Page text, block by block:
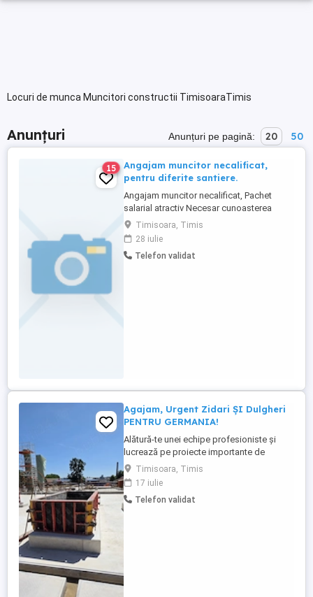
Locuri de munca Muncitori constructii TimisoaraTimis
Anunțuri Anunțuri pe pagină: 20 50
15
Angajam muncitor necalificat,
pentru diferite santiere.
Angajam muncitor necalificat, Pachet
salarial atractiv Necesar cunoasterea
limbii germane, franceza sau engleza
Permisul de conducere Cat. B constituie
un avantaj. Pentru mai multe detalii va rog
sa ne scrieti pe whatsapp la nr de tel
Timisoara, Timis
28 iulie
Telefon validat
Agajam, Urgent Zidari ȘI Dulgheri
PENTRU GERMANIA!
Alătură-te unei echipe profesioniste și
lucrează pe proiecte importante de
construcții din Germania! Căutăm zidari și
dulgheri cu experiență pentru proiecte
stabile și de lungă durată. ANGAJAM SI
PERSOANE FARA EXPERIENTA DORNICI SA
Timisoara, Timis
17 iulie
Telefon validat